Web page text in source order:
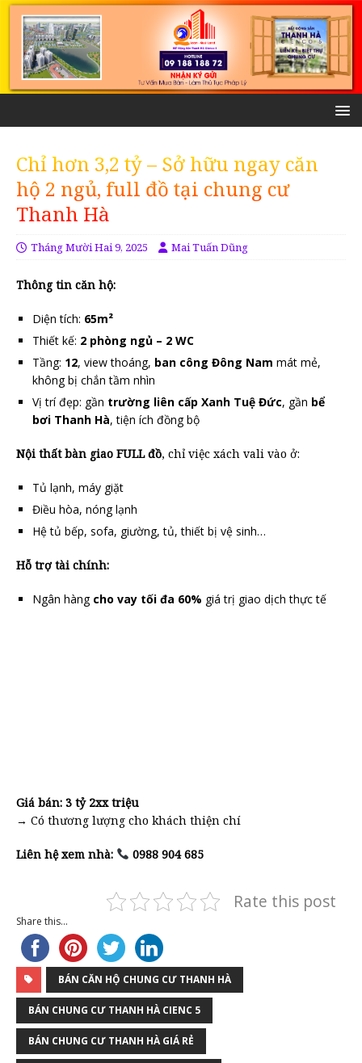
Chỉ hơn 3,2 tỷ – Sở hữu ngay căn
hộ 2 ngủ, full đồ tại chung cư
Thanh Hà
Tháng Mười Hai 9, 2025 Mai Tuấn Dũng
Thông tin căn hộ:
Diện tích: 65m²
Thiết kế: 2 phòng ngủ – 2 WC
Tầng: 12, view thoáng, ban công Đông Nam mát mẻ,
không bị chắn tầm nhìn
Vị trí đẹp: gần trường liên cấp Xanh Tuệ Đức, gần bể
bơi Thanh Hà, tiện ích đồng bộ
Nội thất bàn giao FULL đồ, chỉ việc xách vali vào ở:
Tủ lạnh, máy giặt
Điều hòa, nóng lạnh
Hệ tủ bếp, sofa, giường, tủ, thiết bị vệ sinh…
Hỗ trợ tài chính:
Ngân hàng cho vay tối đa 60% giá trị giao dịch thực tế
Giá bán: 3 tỷ 2xx triệu
→ Có thương lượng cho khách thiện chí
Liên hệ xem nhà: 0988 904 685
Rate this post
Share this...
BÁN CĂN HỘ CHUNG CƯ THANH HÀ
BÁN CHUNG CƯ THANH HÀ CIENC 5
BÁN CHUNG CƯ THANH HÀ GIÁ RẺ